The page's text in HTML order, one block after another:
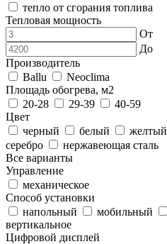
тепло от сгорания топлива
Тепловая мощность
От
До
Производитель
Ballu
Neoclima
Площадь обогрева, м2
20-28
29-39
40-59
Цвет
черный
белый желтый
серебро
нержавеющая сталь
Все варианты
Управление
механическое
Способ установки
напольный
мобильный
вертикальное
Цифровой дисплей